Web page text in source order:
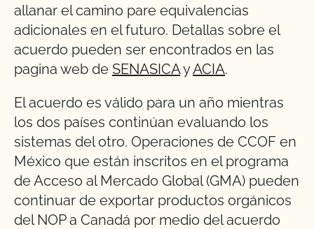
allanar el camino pare equivalencias
adicionales en el futuro. Detallas sobre el
acuerdo pueden ser encontrados en las
pagina web de SENASICAyACIA.
El acuerdo es válido para un año mientras
los dos países continúan evaluando los
sistemas del otro. Operaciones de CCOF en
México que están inscritos en el programa
de Acceso al Mercado Global (GMA) pueden
continuar de exportar productos orgánicos
del NOP a Canadá por medio del acuerdo